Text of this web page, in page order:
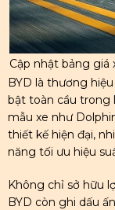
Cập nhật bảng giá
BYD là thương
bật toàn cầu trong
mẫu xe như
thiết kế hiện đại,
năng tối ưu hiệu
Không chỉ sở hữu
BYD còn ghi dấu